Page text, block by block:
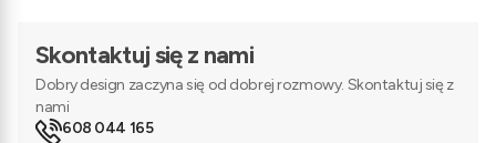
Skontaktuj się z nami
Dobry design zaczyna się od dobrej rozmowy. Skontaktuj się z
nami
608 044 165